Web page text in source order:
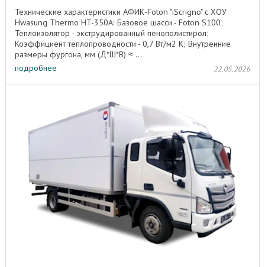
Технические характеристики АФИК-Foton "iScrigno" c ХОУ
Hwasung Thermo HT-350А: Базовое шасси - Foton S100;
Теплоизолятор - экструдированный пенополистирол;
Коэффициент теплопроводности - 0,7 Вт/м2 K; Внутренние
размеры фургона, мм (Д*Ш*В) ≈ ...
подробнее
22.05.2026